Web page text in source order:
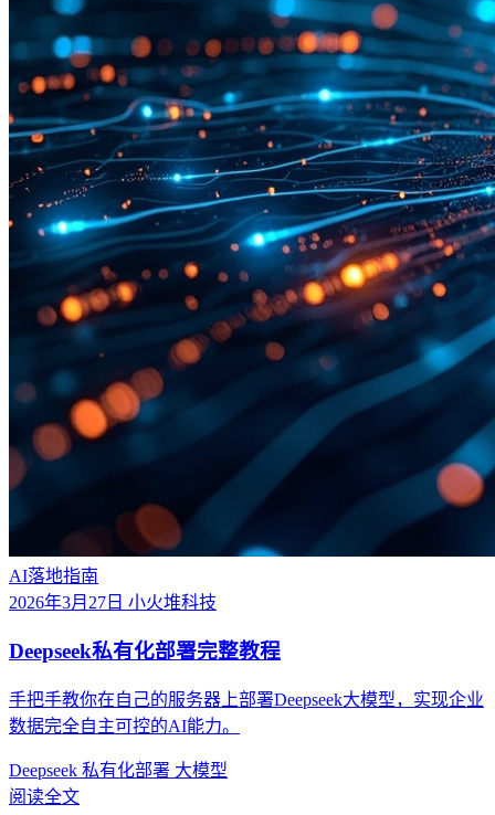
AI落地指南
2026年3月27日 小火堆科技
Deepseek私有化部署完整教程
手把手教你在自己的服务器上部署Deepseek大模型，实现企业
数据完全自主可控的AI能力。
Deepseek 私有化部署 大模型
阅读全文